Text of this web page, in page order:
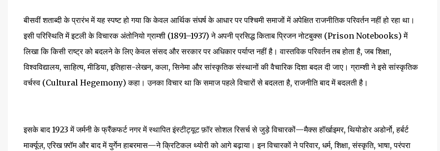
बीसवीं शताब्दी के प्रारंभ में यह स्पष्ट हो गया कि केवल आर्थिक संघर्ष के आधार पर पश्चिमी समाजों में अपेक्षित राजनीतिक परिवर्तन नहीं हो रहा था।
इसी परिस्थिति में इटली के विचारक अंतोनियो ग्राम्शी (1891–1937) ने अपनी प्रसिद्ध किताब प्रिजन नोटबुक्स (Prison Notebooks) में
लिखा कि किसी राष्ट्र को बदलने के लिए केवल संसद और सरकार पर अधिकार पर्याप्त नहीं है। वास्तविक परिवर्तन तब होता है, जब शिक्षा,
विश्वविद्यालय, साहित्य, मीडिया, इतिहास-लेखन, कला, सिनेमा और सांस्कृतिक संस्थानों की वैचारिक दिशा बदल दी जाए। ग्राम्शी ने इसे सांस्कृतिक
वर्चस्व (Cultural Hegemony) कहा। उनका विचार था कि समाज पहले विचारों से बदलता है, राजनीति बाद में बदलती है।
इसके बाद 1923 में जर्मनी के फ्रैंकफर्ट नगर में स्थापित इंस्टीट्यूट फ़ॉर सोशल रिसर्च से जुड़े विचारकों—मैक्स हॉर्खाइमर, थियोडोर अडोर्नो, हर्बर्ट
मार्क्यूज़, एरिख फ़्रॉम और बाद में युर्गेन हाबरमास—ने क्रिटिकल थ्योरी को आगे बढ़ाया। इन विचारकों ने परिवार, धर्म, शिक्षा, संस्कृति, भाषा, परंपरा